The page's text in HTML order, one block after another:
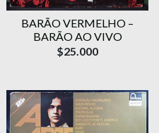
BARÃO VERMELHO –
BARÃO AO VIVO
$25.000